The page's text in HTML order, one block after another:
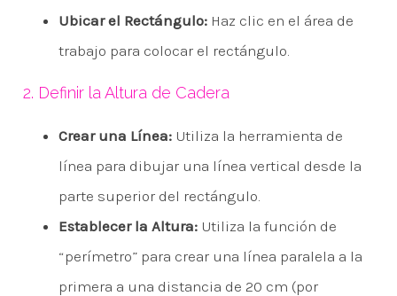
Ubicar el Rectángulo:Haz clic en el área de
trabajo para colocar el rectángulo.
2. Definir la Altura de Cadera
Crear una Línea:Utiliza la herramienta de
línea para dibujar una línea vertical desde la
parte superior del rectángulo.
Establecer la Altura:Utiliza la función de
“perímetro” para crear una línea paralela a la
primera a una distancia de 20 cm (por